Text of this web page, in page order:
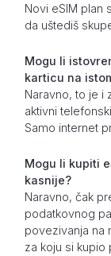
Novi eSIM plan
da uštediš
Mogu li
karticu na
Naravno, to je i
aktivni
Samo internet
Mogu li kupiti
kasnije?
Naravno, čak
podatkovnog
povezivanja na
za koju si kupio